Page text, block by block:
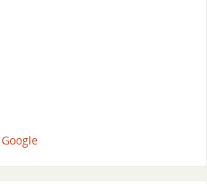
Google